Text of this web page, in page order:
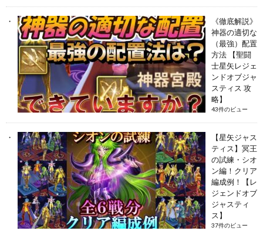
《徹底解説》
神器の適切な
（最強）配置
方法 【聖闘
士星矢レジェ
ンドオブジャ
スティス 攻
略】
43件のビュー
【星矢ジャス
ティス】冥王
の試練・シオ
ン編！クリア
編成例！【レ
ジェンドオブ
ジャスティ
ス】
37件のビュー